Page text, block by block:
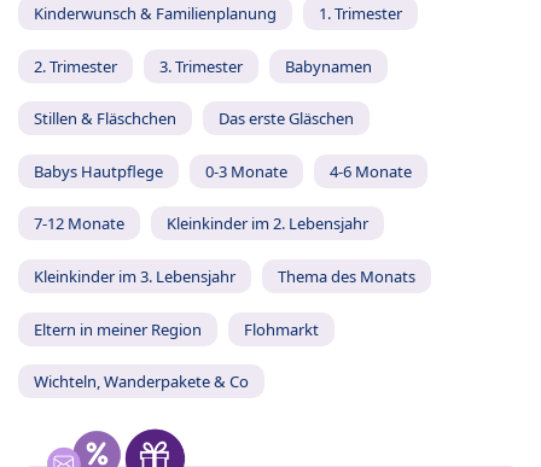
Kinderwunsch & Familienplanung 1. Trimester
2. Trimester 3. Trimester Babynamen
Stillen & Fläschchen Das erste Gläschen
Babys Hautpflege 0-3 Monate 4-6 Monate
7-12 Monate Kleinkinder im 2. Lebensjahr
Kleinkinder im 3. Lebensjahr Thema des Monats
Eltern in meiner Region Flohmarkt
Wichteln, Wanderpakete & Co